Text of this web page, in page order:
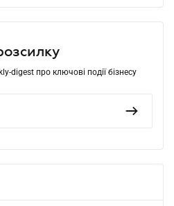
digest про ключові події бізнесу